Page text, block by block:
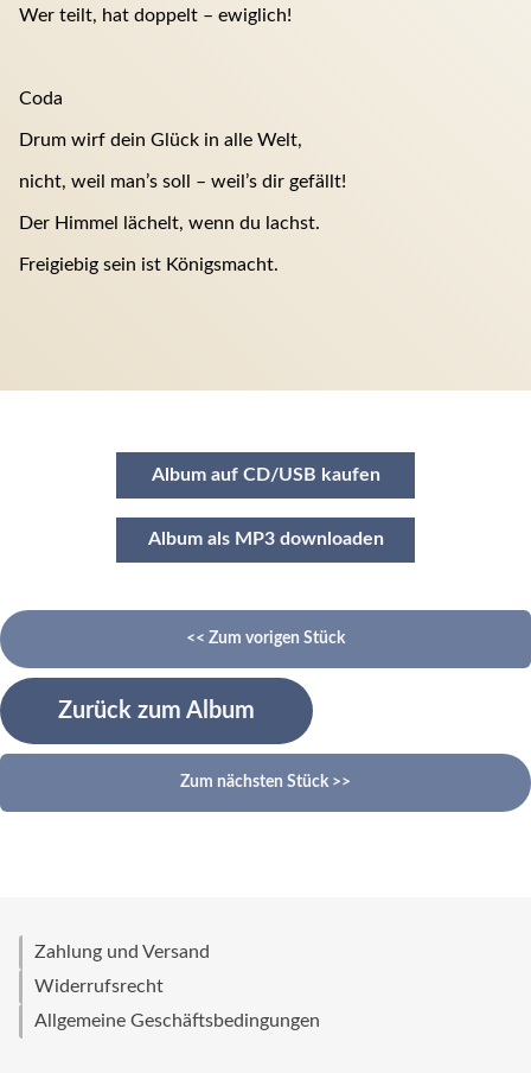
Wer teilt, hat doppelt – ewiglich!
Coda
Drum wirf dein Glück in alle Welt,
nicht, weil man’s soll – weil’s dir gefällt!
Der Himmel lächelt, wenn du lachst.
Freigiebig sein ist Königsmacht.
Album auf CD/USB kaufen
Album als MP3 downloaden
<< Zum vorigen Stück
Zurück zum Album
Zum nächsten Stück >>
Zahlung und Versand
Widerrufsrecht
Allgemeine Geschäftsbedingungen